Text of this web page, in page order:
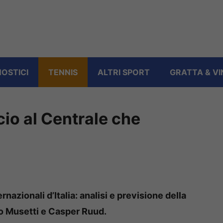
TENNIS ALTRI SPORT GRATTA &
al Centrale che
d’Italia: analisi e previsione della
Musetti e Casper Ruud.